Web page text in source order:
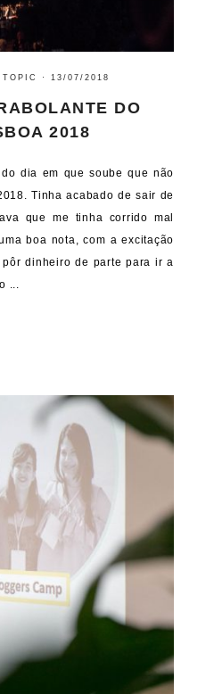
· 13/07/2018
DO
2018
do dia em que soube que não
Tinha acabado de sair de
que me tinha corrido mal
boa nota, com a excitação
dinheiro de parte para ir a
...